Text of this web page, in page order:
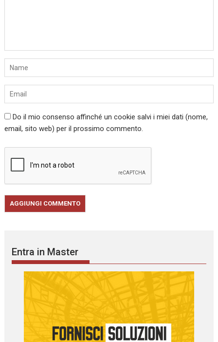
Do il mio consenso affinché un cookie salvi i miei dati (nome,
email, sito web) per il prossimo commento.
Entra in Master